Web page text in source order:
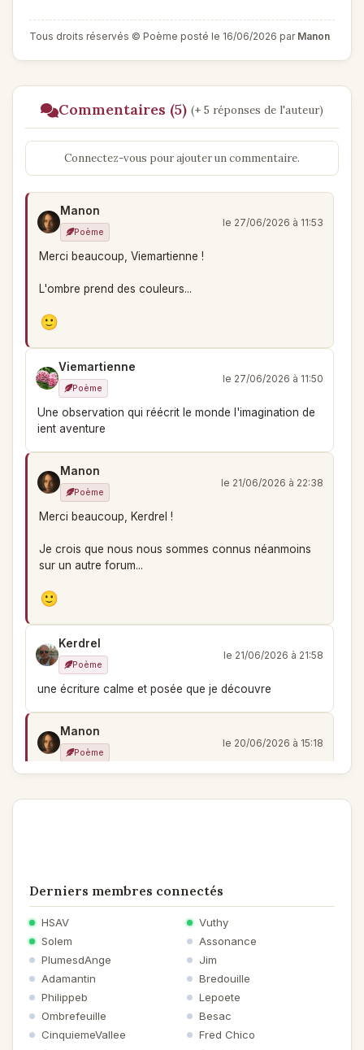
Tous droits réservés © Poème posté le 16/06/2026 par Manon
Commentaires (5) (+ 5 réponses de l'auteur)
Connectez-vous pour ajouter un commentaire.
Manon
Poème
le 27/06/2026 à 11:53
Merci beaucoup, Viemartienne !
L'ombre prend des couleurs...
Viemartienne
Poème
le 27/06/2026 à 11:50
Une observation qui réécrit le monde l'imagination de
ient aventure
Manon
Poème
le 21/06/2026 à 22:38
Merci beaucoup, Kerdrel !
Je crois que nous nous sommes connus néanmoins
sur un autre forum...
Kerdrel
Poème
le 21/06/2026 à 21:58
une écriture calme et posée que je découvre
Manon
Poème
le 20/06/2026 à 15:18
Merci Lili !
slip en léopard on met un i
c'est comme ça! sourire
La musique des ombres peut être magique et ici un joli
partage.
Au plaisir
Manon
Poème
le 17/06/2026 à 11:42
Derniers membres connectés
HSAV
Vuthy
Solem
Assonance
PlumesdAnge
Jim
Adamantin
Bredouille
Philippeb
Lepoete
Ombrefeuille
Besac
CinquiemeVallee
Fred Chico